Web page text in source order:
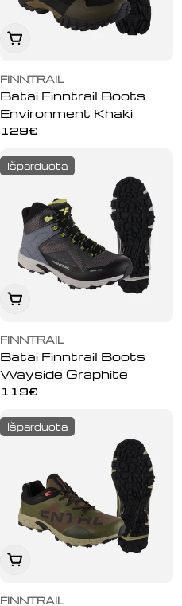
Įdėti į krepšelį
FINNTRAIL
Batai Finntrail Boots
Environment Khaki
Įprasta
129€
Išparduota
Peržiūrėti
FINNTRAIL
Batai Finntrail Boots
Wayside Graphite
Įprasta
119€
Išparduota
Peržiūrėti
FINNTRAIL